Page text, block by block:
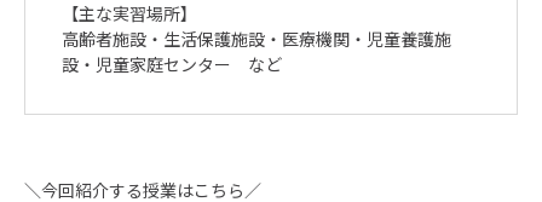
【主な実習場所】
高齢者施設・生活保護施設・医療機関・児童養護施
設・児童家庭センター など
＼今回紹介する授業はこちら／